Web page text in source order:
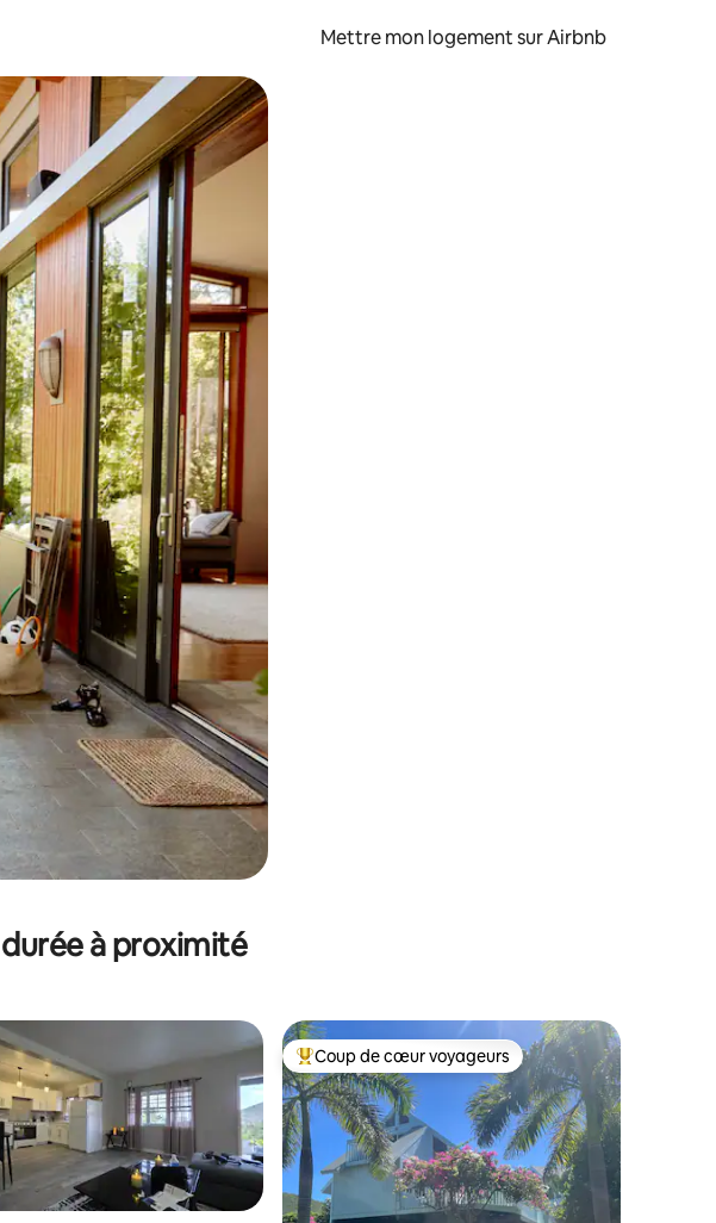
Mettre mon logement sur Airbnb
en appuyant et en faisant glisser.
à proximité
Coups de cœur voyageurs les plus appréciés
Coup de cœur voyageurs